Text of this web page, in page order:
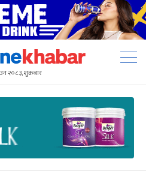
२०८३, शुक्रबार